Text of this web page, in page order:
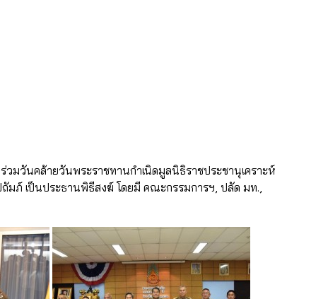
มวันคล้ายวันพระราชทานกำเนิดมูลนิธิราชประชานุเคราะห์
ภ์ เป็นประธานพิธีสงฆ์ โดยมี คณะกรรมการฯ, ปลัด มท.,